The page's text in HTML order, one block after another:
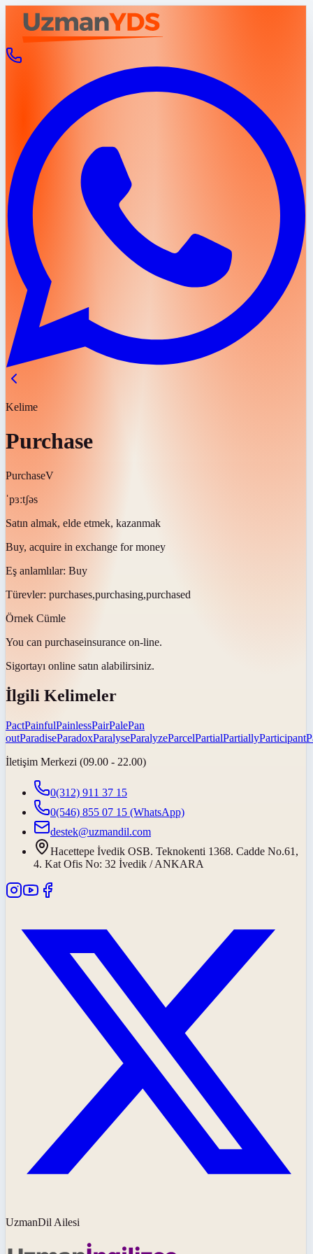
Kelime
Purchase
PurchaseV
ˈpɜːtʃəs
Satın almak, elde etmek, kazanmak
Buy, acquire in exchange for money
Eş anlamlılar: Buy
Türevler: purchases,purchasing,purchased
Örnek Cümle
You can purchaseinsurance on-line.
Sigortayı online satın alabilirsiniz.
İlgili Kelimeler
PactPainfulPainlessPairPalePan
outParadiseParadoxParalyseParalyzeParcelPartialPartiallyParticipant
İletişim Merkezi (09.00 - 22.00)
0(312) 911 37 15
0(546) 855 07 15 (WhatsApp)
destek@uzmandil.com
Hacettepe İvedik OSB. Teknokenti 1368. Cadde No.61,
4. Kat Ofis No: 32 İvedik / ANKARA
UzmanDil Ailesi